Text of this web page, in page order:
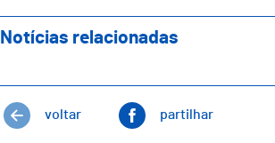
Notícias relacionadas
voltar partilhar